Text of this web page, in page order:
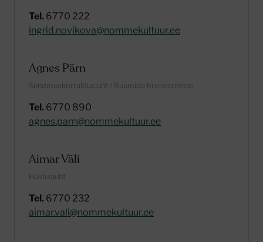
Tel. 6770 222
ingrid.novikova@nommekultuur.ee
Agnes Pärn
Sündmuskorraldusjuht / Ruumide broneerimine
Tel. 6770 890
agnes.parn@nommekultuur.ee
Aimar Väli
Haldusjuht
Tel. 6770 232
aimar.vali@nommekultuur.ee